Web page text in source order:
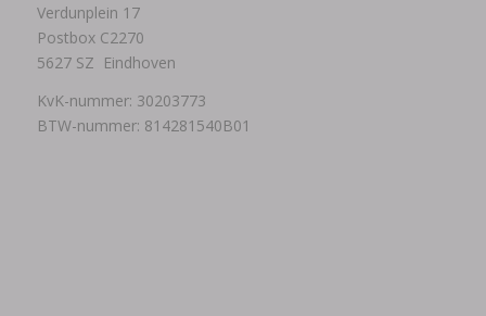
Verdunplein 17
Postbox C2270
5627 SZ Eindhoven
KvK-nummer: 30203773
BTW-nummer: 814281540B01